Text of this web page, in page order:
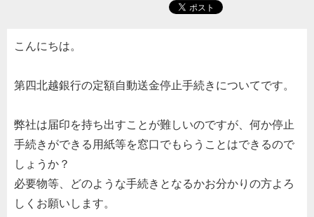
こんにちは。
第四北越銀行の定額自動送金停止手続きについてです。
弊社は届印を持ち出すことが難しいのですが、何か停止
手続きができる用紙等を窓口でもらうことはできるので
しょうか？
必要物等、どのような手続きとなるかお分かりの方よろ
しくお願いします。